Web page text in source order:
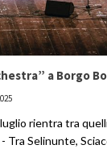
a Borgo
rientra tra
Tra Selinunte,